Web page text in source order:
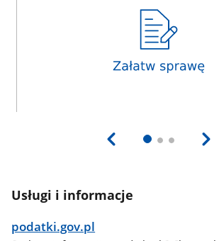
Usługi i informacje
podatki.gov.pl